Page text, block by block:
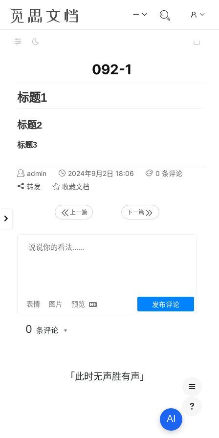
092-1
标题1
标题2
标题3
admin 2024年9月2日 18:06
0 条评论
转发
收藏文档
上一篇 下一篇
表情 图片 预览 发布评论
0 条评论
「此时无声胜有声」
AI